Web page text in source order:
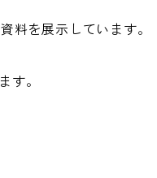
料を展示しています。
す。